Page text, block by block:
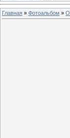
Главная » Фотоальбом »